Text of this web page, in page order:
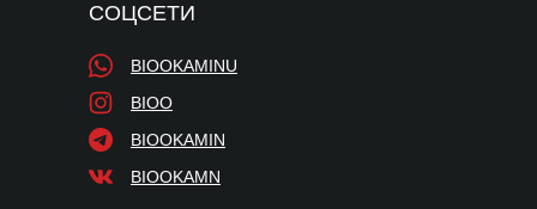
СОЦСЕТИ
BIOO
BIOOKAMINU
BIOOKAMIN
BIOOKAMN